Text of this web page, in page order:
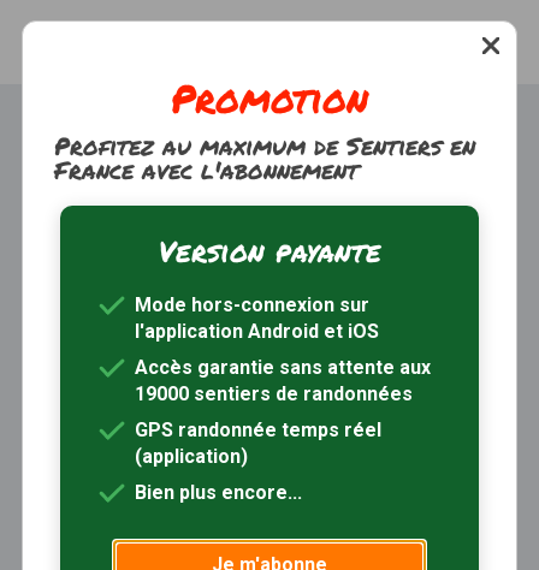
Trouver une randonnée À propos
Inscription / Connexion
Abonnement Rando+ Calendrier randos
Sites partenaires Contactez-nous
Sentiers-en-France, grâce aux nombreux circuits de
- les spécificités des terroirs (sites et milieux naturels,
Promotion
Profitez au maximum de Sentiers en
France avec l'abonnement
Version payante
Mode hors-connexion sur
l'application Android et iOS
Accès garantie sans attente aux
19000 sentiers de randonnées
GPS randonnée temps réel
(application)
Bien plus encore...
Je m'abonne